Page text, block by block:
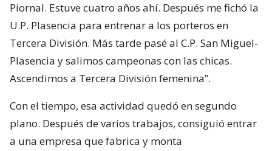
Piornal. Estuve cuatro años ahí. Después me fichó la
U.P. Plasencia para entrenar a los porteros en
Tercera División. Más tarde pasé al C.P. San Miguel-
Plasencia y salimos campeonas con las chicas.
Ascendimos a Tercera División femenina”.
Con el tiempo, esa actividad quedó en segundo
plano. Después de varios trabajos, consiguió entrar
a una empresa que fabrica y monta